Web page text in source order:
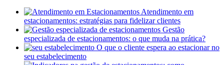
Atendimento em
estacionamentos: estratégias para fidelizar clientes
Gestão
especializada de estacionamentos: o que muda na prática?
O que o cliente espera ao estacionar no
seu estabelecimento